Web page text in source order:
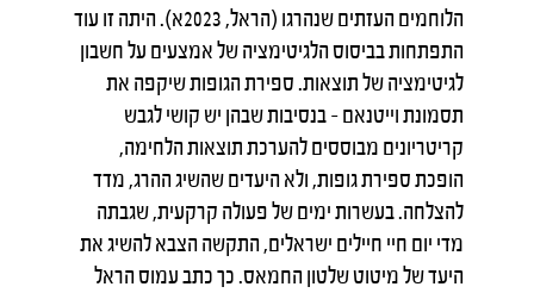
הלוחמים העזתים שנהרגו (הראל, 2023א). היתה זו עוד
התפתחות בביסוס הלגיטימציה של אמצעים על חשבון
לגיטימציה של תוצאות. ספירת הגופות שיקפה את
תסמונת וייטנאם – בנסיבות שבהן יש קושי לגבש
קריטריונים מבוססים להערכת תוצאות הלחימה,
הופכת ספירת גופות, ולא היעדים שהשיג ההרג, מדד
להצלחה. בעשרות ימים של פעולה קרקעית, שגבתה
מדי יום חיי חיילים ישראלים, התקשה הצבא להשיג את
היעד של מיטוט שלטון החמאס. כך כתב עמוס הראל